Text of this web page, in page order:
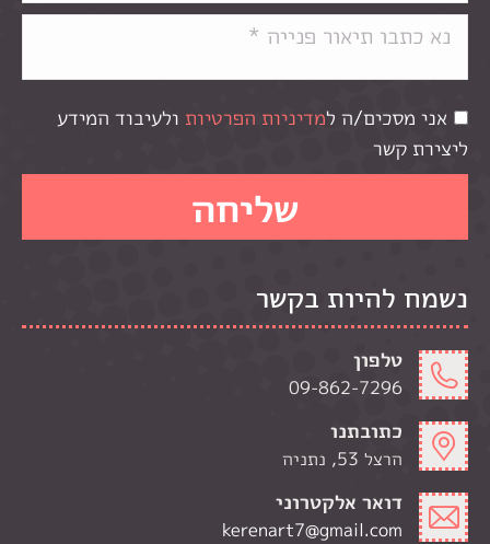
אני מסכים/ה למדיניות הפרטיות ולעיבוד המידע
ליצירת קשר
נשמח להיות בקשר
טלפון
09-862-7296
כתובתנו
הרצל 53, נתניה
דואר אלקטרוני
kerenart7@gmail.com